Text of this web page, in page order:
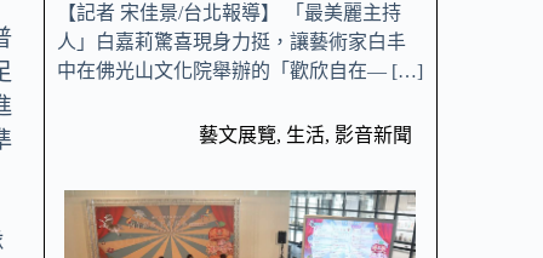
【記者 宋佳景/台北報導】 「最美麗主持
人」白嘉莉驚喜現身力挺，讓藝術家白丰
中在佛光山文化院舉辦的「歡欣自在— […]
藝文展覽, 生活, 影音新聞